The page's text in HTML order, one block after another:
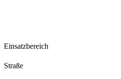
Einsatzbereich
Straße